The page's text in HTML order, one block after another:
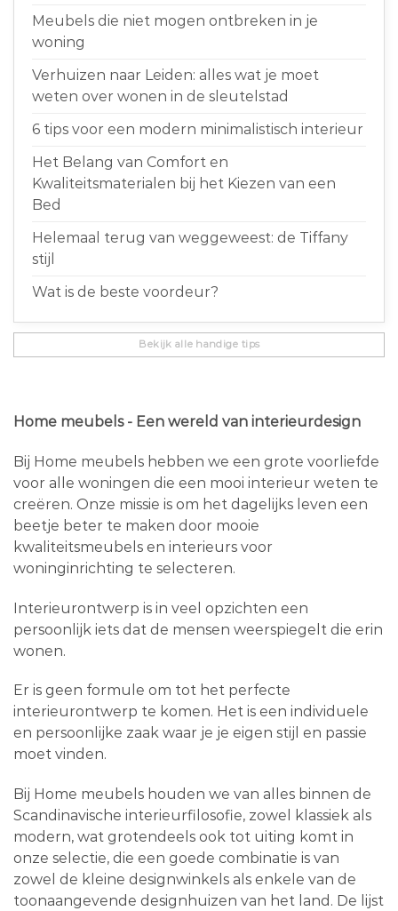
Meubels die niet mogen ontbreken in je
woning
Verhuizen naar Leiden: alles wat je moet
weten over wonen in de sleutelstad
6 tips voor een modern minimalistisch interieur
Het Belang van Comfort en
Kwaliteitsmaterialen bij het Kiezen van een
Bed
Helemaal terug van weggeweest: de Tiffany
stijl
Wat is de beste voordeur?
Bekijk alle handige tips
Home meubels - Een wereld van interieurdesign
Bij Home meubels hebben we een grote voorliefde
voor alle woningen die een mooi interieur weten te
creëren. Onze missie is om het dagelijks leven een
beetje beter te maken door mooie
kwaliteitsmeubels en interieurs voor
woninginrichting te selecteren.
Interieurontwerp is in veel opzichten een
persoonlijk iets dat de mensen weerspiegelt die erin
wonen.
Er is geen formule om tot het perfecte
interieurontwerp te komen. Het is een individuele
en persoonlijke zaak waar je je eigen stijl en passie
moet vinden.
Bij Home meubels houden we van alles binnen de
Scandinavische interieurfilosofie, zowel klassiek als
modern, wat grotendeels ook tot uiting komt in
onze selectie, die een goede combinatie is van
zowel de kleine designwinkels als enkele van de
toonaangevende designhuizen van het land. De lijst